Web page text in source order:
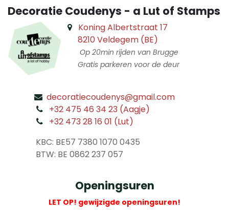
Decoratie Coudenys - a Lut of Stamps
Koning Albertstraat 17
8210 Veldegem (BE)
Op 20min rijden van Brugge
Gratis parkeren voor de deur
decoratiecoudenys@gmail.com
+32 475 46 34 23 (Aagje)
+32 473 28 16 01 (Lut)
KBC: BE57 7380 1070 0435
​ BTW: BE 0862 237 057
Openingsuren
LET OP! gewijzigde openingsuren!